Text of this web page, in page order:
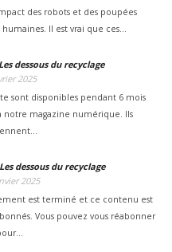
des robots et des poupées
Il est vrai que ces…
Les dessous du recyclage
2025
sont disponibles pendant 6 mois
notre magazine numérique. Ils
Les dessous du recyclage
2025
est terminé et ce contenu est
Vous pouvez vous réabonner